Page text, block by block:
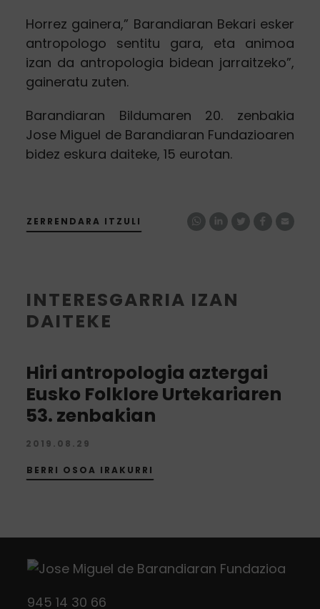
Horrez gainera,” Barandiaran Bekari esker
antropologo sentitu gara, eta animoa
izan da antropologia bidean jarraitzeko”,
gaineratu zuten.
Barandiaran Bildumaren 20. zenbakia
Jose Miguel de Barandiaran Fundazioaren
bidez eskura daiteke, 15 eurotan.
ZERRENDARA ITZULI
INTERESGARRIA IZAN
DAITEKE
Hiri antropologia aztergai
Eusko Folklore Urtekariaren
53. zenbakian
2019.08.29
BERRI OSOA IRAKURRI
945 14 30 66